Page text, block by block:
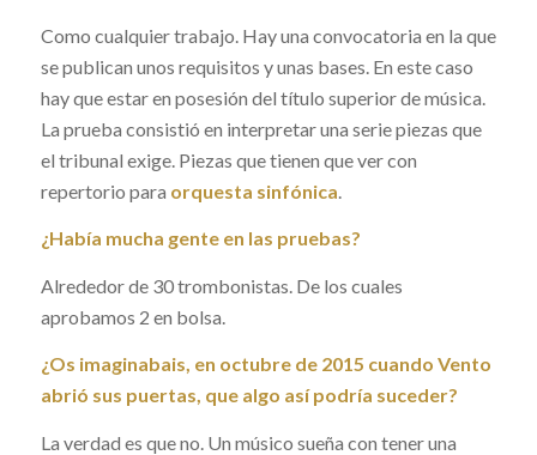
Como cualquier trabajo. Hay una convocatoria en la que
se publican unos requisitos y unas bases. En este caso
hay que estar en posesión del título superior de música.
La prueba consistió en interpretar una serie piezas que
el tribunal exige. Piezas que tienen que ver con
repertorio para orquesta sinfónica
¿Había mucha gente en las pruebas?
Alrededor de 30 trombonistas. De los cuales
aprobamos 2 en bolsa.
¿Os imaginabais, en octubre de 2015 cuando Vento
abrió sus puertas, que algo así podría suceder?
La verdad es que no. Un músico sueña con tener una